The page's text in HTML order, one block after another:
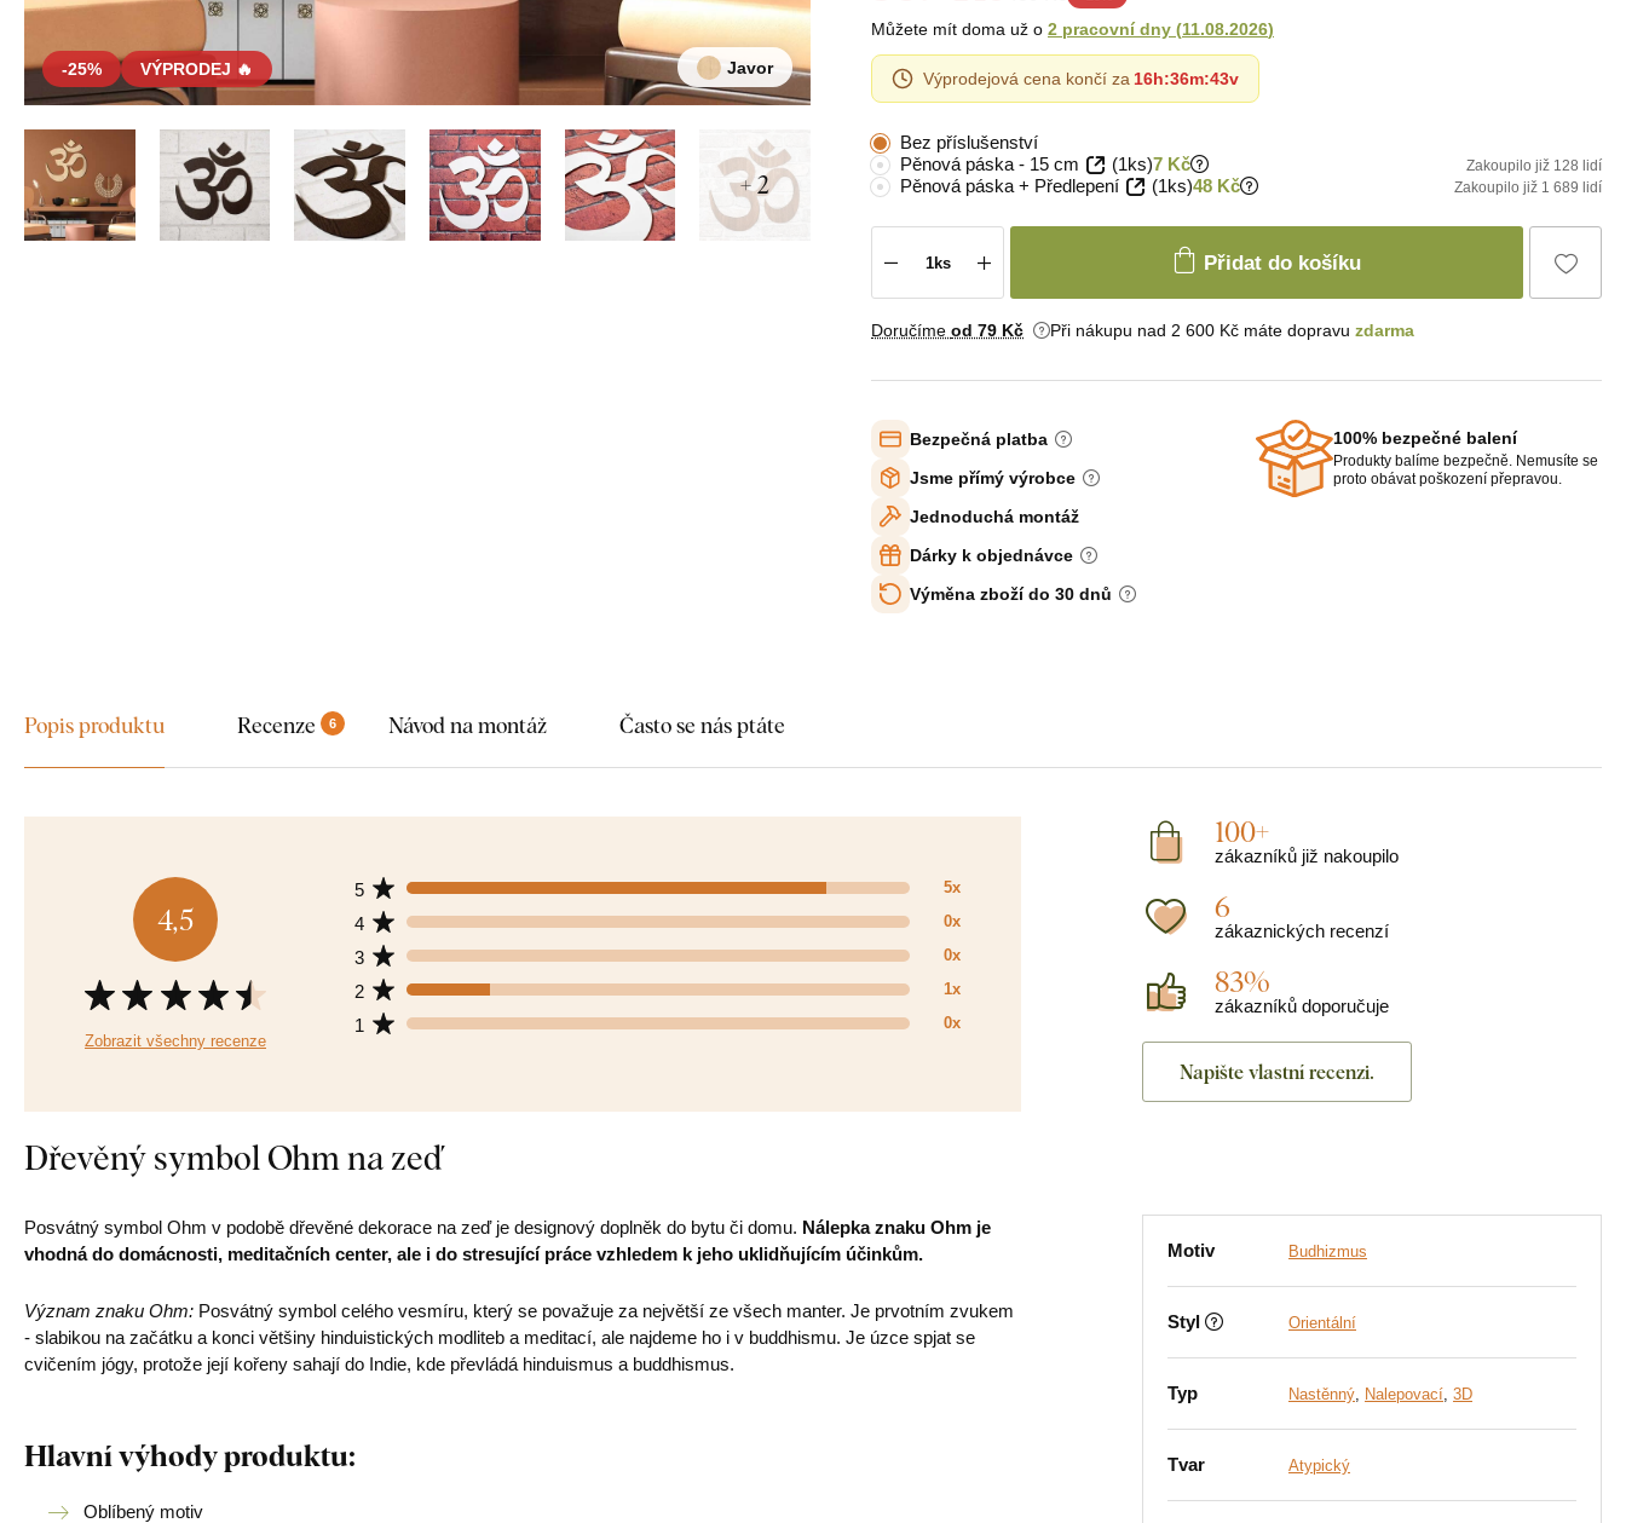
-25% VÝPRODEJ 🔥 Javor
+ 2
Můžete mít doma už o 2 pracovní dny (11.08.2026)
Výprodejová cena končí za 16h:36m:42v
Bez příslušenství
Pěnová páska - 15 cm
(1ks)7 Kč Zakoupilo již 128 lidí
Pěnová páska + Předlepení (1ks)48 Kč Zakoupilo již 1 689 lidí
Přidat do košíku
Doručíme od 79 Kč Při nákupu nad 2 600 Kč máte dopravu zdarma
Bezpečná platba
Jsme přímý výrobce
Jednoduchá montáž
Dárky k objednávce
Výměna zboží do 30 dnů
100% bezpečné balení
Produkty balíme bezpečně. Nemusíte se
proto obávat poškození přepravou.
Popis produktu Recenze 6 Návod na montáž Často se nás ptáte
4,5
Zobrazit všechny recenze
1 0x
2 1x
3 0x
4 0x
5 5x
100+
zákazníků již nakoupilo
6
zákaznických recenzí
83%
zákazníků doporučuje
Napište vlastní recenzi.
Dřevěný symbol Ohm na zeď
Posvátný symbol Ohm v podobě dřevěné dekorace na zeď je designový doplněk do bytu či domu. Nálepka znaku Ohm je
vhodná do domácnosti, meditačních center, ale i do stresující práce vzhledem k jeho uklidňujícím účinkům.
Význam znaku Ohm: Posvátný symbol celého vesmíru, který se považuje za největší ze všech manter. Je prvotním zvukem
- slabikou na začátku a konci většiny hinduistických modliteb a meditací, ale najdeme ho i v buddhismu. Je úzce spjat se
cvičením jógy, protože její kořeny sahají do Indie, kde převládá hinduismus a buddhismus.
Hlavní výhody produktu:
Oblíbený motiv
Motiv Budhizmus
Styl Orientální
Typ Nastěnný, Nalepovací, 3D
Tvar Atypický